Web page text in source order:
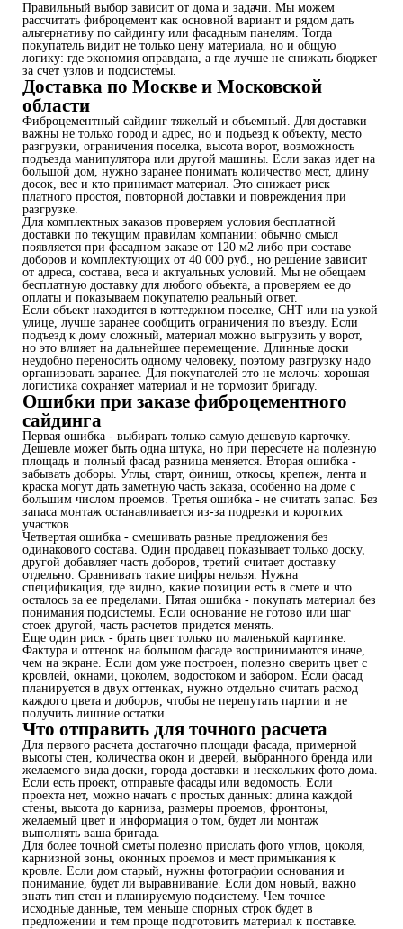
Правильный выбор зависит от дома и задачи. Мы можем
рассчитать фиброцемент как основной вариант и рядом дать
альтернативу по сайдингу или фасадным панелям. Тогда
покупатель видит не только цену материала, но и общую
логику: где экономия оправдана, а где лучше не снижать бюджет
за счет узлов и подсистемы.
Доставка по Москве и Московской
области
Фиброцементный сайдинг тяжелый и объемный. Для доставки
важны не только город и адрес, но и подъезд к объекту, место
разгрузки, ограничения поселка, высота ворот, возможность
подъезда манипулятора или другой машины. Если заказ идет на
большой дом, нужно заранее понимать количество мест, длину
досок, вес и кто принимает материал. Это снижает риск
платного простоя, повторной доставки и повреждения при
разгрузке.
Для комплектных заказов проверяем условия бесплатной
доставки по текущим правилам компании: обычно смысл
появляется при фасадном заказе от 120 м2 либо при составе
доборов и комплектующих от 40 000 руб., но решение зависит
от адреса, состава, веса и актуальных условий. Мы не обещаем
бесплатную доставку для любого объекта, а проверяем ее до
оплаты и показываем покупателю реальный ответ.
Если объект находится в коттеджном поселке, СНТ или на узкой
улице, лучше заранее сообщить ограничения по въезду. Если
подъезд к дому сложный, материал можно выгрузить у ворот,
но это влияет на дальнейшее перемещение. Длинные доски
неудобно переносить одному человеку, поэтому разгрузку надо
организовать заранее. Для покупателей это не мелочь: хорошая
логистика сохраняет материал и не тормозит бригаду.
Ошибки при заказе фиброцементного
сайдинга
Первая ошибка - выбирать только самую дешевую карточку.
Дешевле может быть одна штука, но при пересчете на полезную
площадь и полный фасад разница меняется. Вторая ошибка -
забывать доборы. Углы, старт, финиш, откосы, крепеж, лента и
краска могут дать заметную часть заказа, особенно на доме с
большим числом проемов. Третья ошибка - не считать запас. Без
запаса монтаж останавливается из-за подрезки и коротких
участков.
Четвертая ошибка - смешивать разные предложения без
одинакового состава. Один продавец показывает только доску,
другой добавляет часть доборов, третий считает доставку
отдельно. Сравнивать такие цифры нельзя. Нужна
спецификация, где видно, какие позиции есть в смете и что
осталось за ее пределами. Пятая ошибка - покупать материал без
понимания подсистемы. Если основание не готово или шаг
стоек другой, часть расчетов придется менять.
Еще один риск - брать цвет только по маленькой картинке.
Фактура и оттенок на большом фасаде воспринимаются иначе,
чем на экране. Если дом уже построен, полезно сверить цвет с
кровлей, окнами, цоколем, водостоком и забором. Если фасад
планируется в двух оттенках, нужно отдельно считать расход
каждого цвета и доборов, чтобы не перепутать партии и не
получить лишние остатки.
Что отправить для точного расчета
Для первого расчета достаточно площади фасада, примерной
высоты стен, количества окон и дверей, выбранного бренда или
желаемого вида доски, города доставки и нескольких фото дома.
Если есть проект, отправьте фасады или ведомость. Если
проекта нет, можно начать с простых данных: длина каждой
стены, высота до карниза, размеры проемов, фронтоны,
желаемый цвет и информация о том, будет ли монтаж
выполнять ваша бригада.
Для более точной сметы полезно прислать фото углов, цоколя,
карнизной зоны, оконных проемов и мест примыкания к
кровле. Если дом старый, нужны фотографии основания и
понимание, будет ли выравнивание. Если дом новый, важно
знать тип стен и планируемую подсистему. Чем точнее
исходные данные, тем меньше спорных строк будет в
предложении и тем проще подготовить материал к поставке.